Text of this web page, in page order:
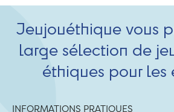
Jeujouéthique vous
large sélection de
éthiques pour les
INFORMATIONS PRATIQUES